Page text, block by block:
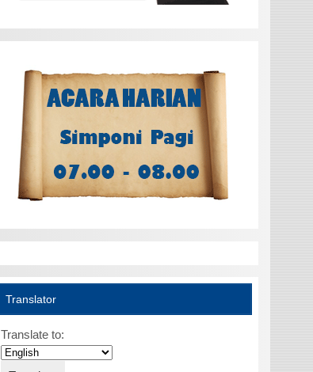
Translator
Translate to: